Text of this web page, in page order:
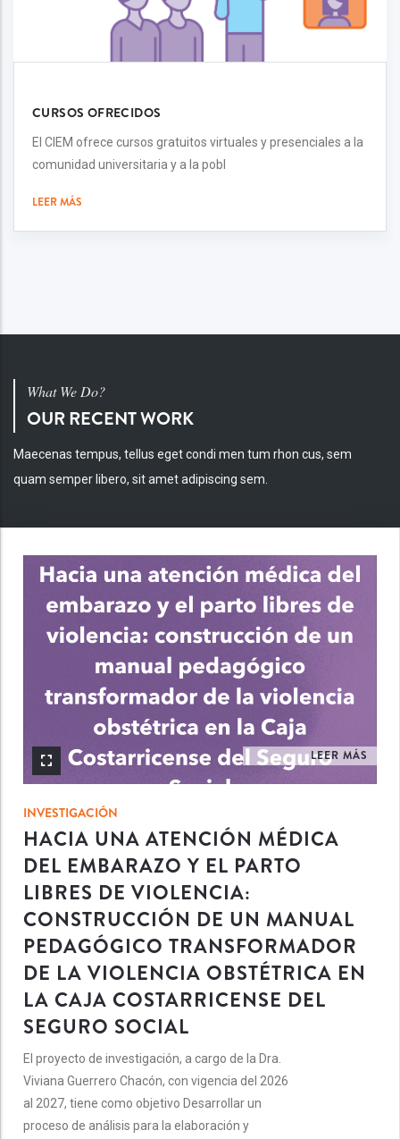
CURSOS OFRECIDOS
El CIEM ofrece cursos gratuitos virtuales y presenciales a la
comunidad universitaria y a la pobl
LEER MÁS
What We Do?
OUR RECENT WORK
Maecenas tempus, tellus eget condi men tum rhon cus, sem
quam semper libero, sit amet adipiscing sem.
LEER MÁS
INVESTIGACIÓN
HACIA UNA ATENCIÓN MÉDICA
DEL EMBARAZO Y EL PARTO
LIBRES DE VIOLENCIA:
CONSTRUCCIÓN DE UN MANUAL
PEDAGÓGICO TRANSFORMADOR
DE LA VIOLENCIA OBSTÉTRICA EN
LA CAJA COSTARRICENSE DEL
SEGURO SOCIAL
El proyecto de investigación, a cargo de la Dra.
Viviana Guerrero Chacón, con vigencia del 2026
al 2027, tiene como objetivo Desarrollar un
proceso de análisis para la elaboración y